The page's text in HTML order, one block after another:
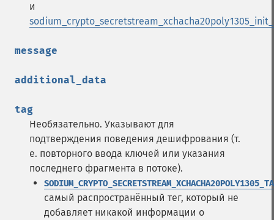
и
message
additional_data
tag
Необязательно. Указывают для
подтверждения поведения дешифрования (т.
е. повторного ввода ключей или указания
последнего фрагмента в потоке).
самый распространённый тег, который не
добавляет никакой информации о